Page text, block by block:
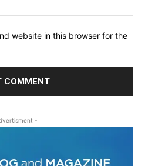
website in this browser for the
-